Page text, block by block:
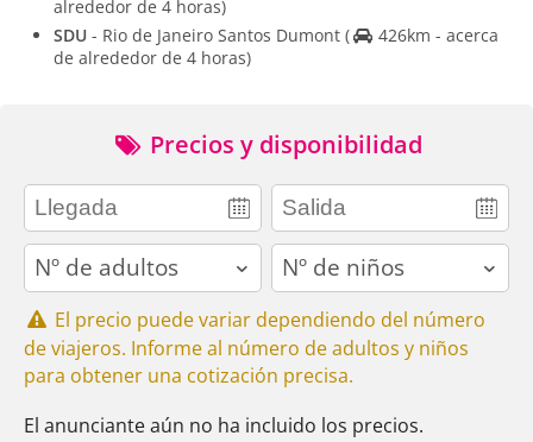
alrededor de 4 horas)
SDU - Rio de Janeiro Santos Dumont (
426km - acerca
de alrededor de 4 horas)
Precios y disponibilidad
adults children
El precio puede variar dependiendo del número
de viajeros. Informe al número de adultos y niños
para obtener una cotización precisa.
El anunciante aún no ha incluido los precios.